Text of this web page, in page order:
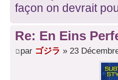
façon on devrait
Re: En Eins
par ゴジラ » 23